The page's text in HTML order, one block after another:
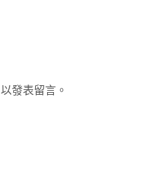
以發表留言。